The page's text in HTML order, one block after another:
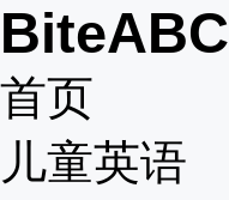
BiteABC
首页
儿童英语